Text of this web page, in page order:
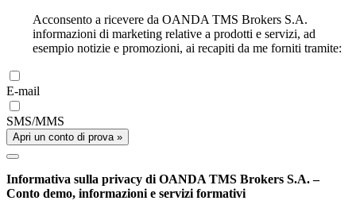
Acconsento a ricevere da OANDA TMS Brokers S.A.
informazioni di marketing relative a prodotti e servizi, ad
esempio notizie e promozioni, ai recapiti da me forniti tramite:
E-mail
SMS/MMS
Apri un conto di prova »
Informativa sulla privacy di OANDA TMS Brokers S.A. –
Conto demo, informazioni e servizi formativi